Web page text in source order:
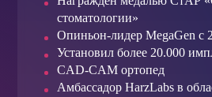
стоматологии»
Опиньон-лидер MegaGen с
Установил более 20.000
CAD-CAM ортопед
Амбассадор HarzLabs в